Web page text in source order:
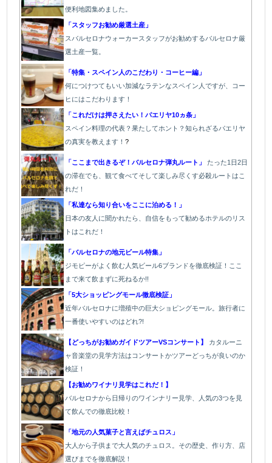
便利地図集めました。
「スタッフお勧め厳選土産」
スバルセロナウォーカースタッフがお勧めするバルセロナ厳
選土産一覧。
「特集・スペイン人のこだわり・コーヒー編」
何につけつてもいい加減なラテンなスペイン人ですが、コー
ヒにはこだわります ！
「これだけは押さえたい！パエリヤ10ヵ条」
スペイン料理の代表？果たしてホント？知られざるパエリヤ
の真実を教えます！?
「ここまで出きるぞ！バルセロナ弾丸ルート」 たった1 日2日
の滞在でも、観て食べてそして楽しみ尽くす必殺ルートはこ
れだ！
「私達なら知り合いをここに泊める！」
日本の友人に聞かれたら、自信をもって勧めるホテルのリス
トはこれだ！
「バルセロナの地元ビール特集」
ジモピーがよく飲む人気ビール6ブランドを徹底検証！ここ
まで来て飲まずに死ねるか!!
「5大ショッピングモール徹底検証」
近年バルセロナに増殖中の巨大ショピングモール。旅行者に
一番使いやすいのはどれ?!
【どっちがお勧めガイドツアーVSコンサート】 カタルーニ
ャ音楽堂の見学方法はコンサートかツアーどっちが良いのか
検証！
【お勧めワイナリ見学はこれだ！】
バルセロナから日帰りのワインナリー見学、人気の3つを見
て飲んでの徹底比較！
「地元の人気菓子と言えばチュロス」
大人から子供まで大人気のチュロス。その歴史、作り方、店
選びまでを徹底解説！